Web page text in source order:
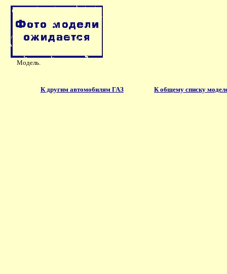
Модель.
К другим автомобилям ГАЗ К общему списку